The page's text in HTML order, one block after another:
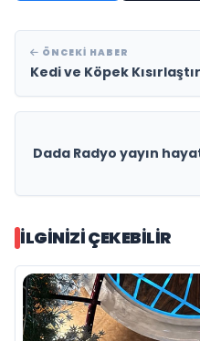
ÖNCEKI HABER
Kedi ve Köpek
Dada Radyo yayın
İLGINIZI ÇEKEBILIR